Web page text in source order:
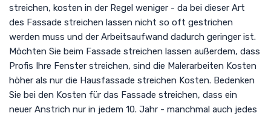
streichen, kosten in der Regel weniger - da bei dieser Art
des Fassade streichen lassen nicht so oft gestrichen
werden muss und der Arbeitsaufwand dadurch geringer ist.
Möchten Sie beim Fassade streichen lassen außerdem, dass
Profis Ihre Fenster streichen, sind die Malerarbeiten Kosten
höher als nur die Hausfassade streichen Kosten. Bedenken
Sie bei den Kosten für das Fassade streichen, dass ein
neuer Anstrich nur in jedem 10. Jahr - manchmal auch jedes